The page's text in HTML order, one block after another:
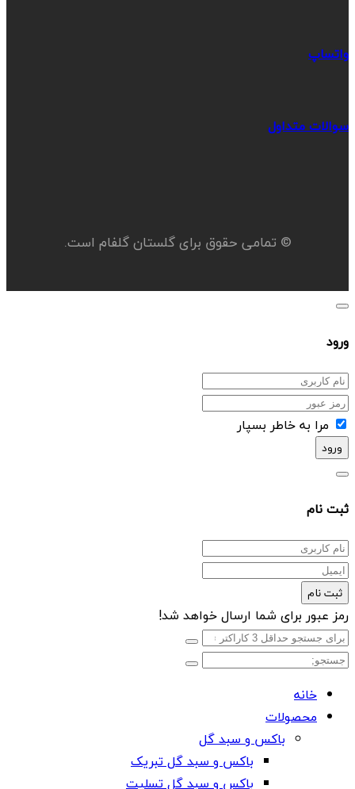
واتساپ
سوالات متداول
© تمامی حقوق برای گلستان گلفام است.
ورود
مرا به خاطر بسپار
ورود
ثبت نام
ثبت نام
رمز عبور برای شما ارسال خواهد شد!
خانه
محصولات
باکس و سبد گل
باکس و سبد گل تبریک
باکس و سبد گل تسلیت